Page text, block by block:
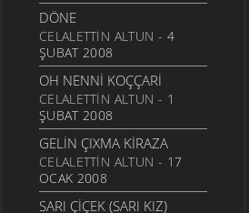
DÖNE
CELALETTIN ALTUN - 4
ŞUBAT 2008
OH NENNI KOÇÇARI
CELALETTIN ALTUN - 1
ŞUBAT 2008
GELIN ÇIXMA KIRAZA
CELALETTIN ALTUN - 17
OCAK 2008
SARI ÇIÇEK (SARI KIZ)